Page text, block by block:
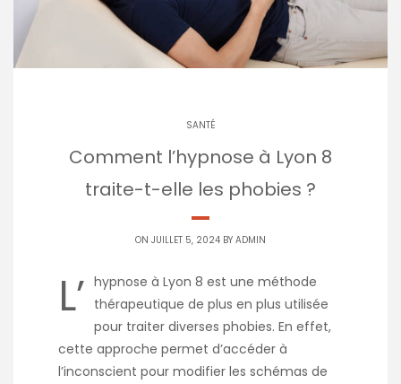
SANTÉ
Comment l’hypnose à Lyon 8
traite-t-elle les phobies ?
ON JUILLET 5, 2024 BY ADMIN
L’ hypnose à Lyon 8 est une méthode
thérapeutique de plus en plus utilisée
pour traiter diverses phobies. En effet,
cette approche permet d’accéder à
l’inconscient pour modifier les schémas de